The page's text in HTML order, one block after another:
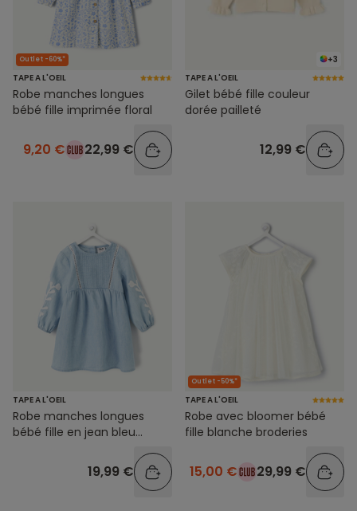
Outlet -60%*
TAPE A L'OEIL
Robe manches longues
bébé fille imprimée floral
9,20 € 22,99 €
+3
TAPE A L'OEIL
Gilet bébé fille couleur
dorée pailleté
12,99 €
TAPE A L'OEIL
Robe manches longues
bébé fille en jean bleu
19,99 €
Outlet -50%*
TAPE A L'OEIL
Robe avec bloomer bébé
fille blanche broderies
15,00 € 29,99 €